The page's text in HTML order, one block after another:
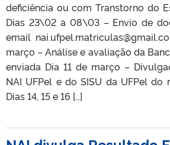
deficiência ou com Transtorno do
Dias 23\02 a 08\03 – Envio de
email
março – Análise e avaliação da
enviada Dia 11 de março –
NAI UFPel e do SISU da UFPel
Dias 14, 15 e 16 […]